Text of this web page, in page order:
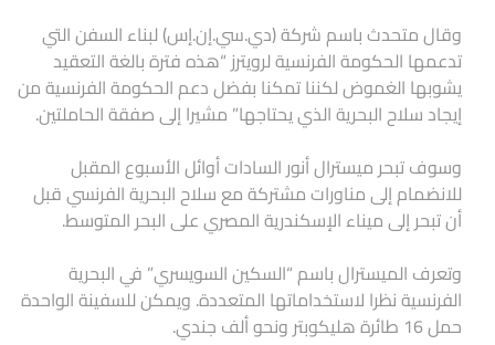
وقال متحدث باسم شركة (دي.سي.إن.إس) لبناء السفن التي
تدعمها الحكومة الفرنسية لرويترز “هذه فترة بالغة التعقيد
يشوبها الغموض لكننا تمكنا بفضل دعم الحكومة الفرنسية من
إيجاد سلاح البحرية الذي يحتاجها” مشيرا إلى صفقة الحاملتين.
وسوف تبحر ميسترال أنور السادات أوائل الأسبوع المقبل
للانضمام إلى مناورات مشتركة مع سلاح البحرية الفرنسي قبل
أن تبحر إلى ميناء الإسكندرية المصري على البحر المتوسط.
وتعرف الميسترال باسم “السكين السويسري” في البحرية
الفرنسية نظرا لاستخداماتها المتعددة. ويمكن للسفينة الواحدة
حمل 16 طائرة هليكوبتر ونحو ألف جندي.